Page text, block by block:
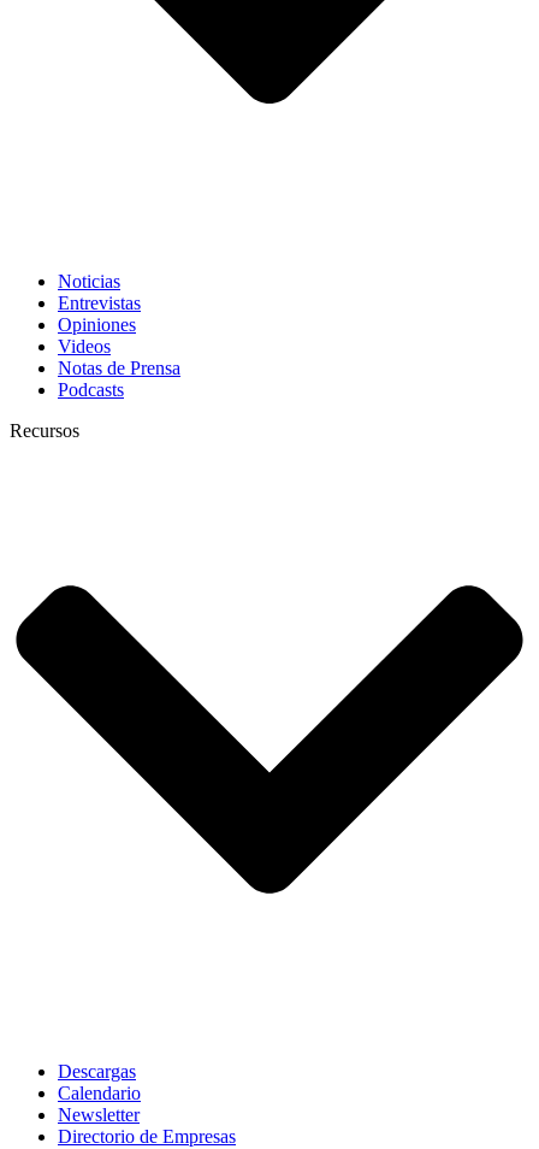
Noticias
Entrevistas
Opiniones
Videos
Notas de Prensa
Podcasts
Recursos
Descargas
Calendario
Newsletter
Directorio de Empresas